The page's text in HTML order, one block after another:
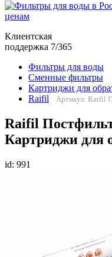
Клиентская
поддержка 7/365
Фильтры для воды
Сменные фильтры
Картриджи для
Raifil
Артикул: Raifil
Raifil
Картриджи для
id: 991